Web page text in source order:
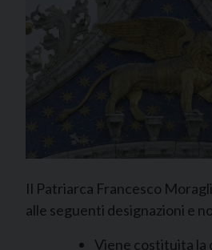
Il Patriarca Francesco
alle seguenti designazioni e
Viene costituita la